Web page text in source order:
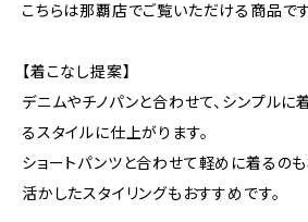
こちらは那覇店でご覧いただける商品です
【着こなし提案】
デニムやチノパンと合わせて、シンプル
るスタイルに仕上がります。
ショートパンツと合わせて軽めに着るの
活かしたスタイリングもおすすめです。